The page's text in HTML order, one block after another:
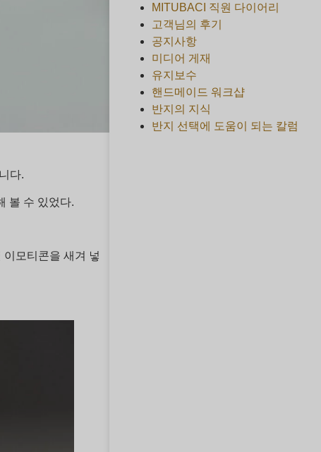
다.
볼 수 있었다.
모티콘을 새겨 넣
MITUBACI 직원 다이어리
고객님의 후기
공지사항
미디어 게재
유지보수
핸드메이드 워크샵
반지의 지식
반지 선택에 도움이 되는 칼럼